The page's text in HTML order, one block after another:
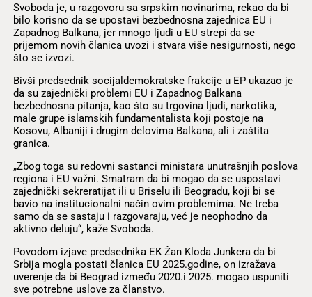
Svoboda je, u razgovoru sa srpskim novinarima, rekao da bi
bilo korisno da se upostavi bezbednosna zajednica EU i
Zapadnog Balkana, jer mnogo ljudi u EU strepi da se
prijemom novih članica uvozi i stvara više nesigurnosti, nego
što se izvozi.
Bivši predsednik socijaldemokratske frakcije u EP ukazao je
da su zajednički problemi EU i Zapadnog Balkana
bezbednosna pitanja, kao što su trgovina ljudi, narkotika,
male grupe islamskih fundamentalista koji postoje na
Kosovu, Albaniji i drugim delovima Balkana, ali i zaštita
granica.
„Zbog toga su redovni sastanci ministara unutrašnjih poslova
regiona i EU važni. Smatram da bi mogao da se uspostavi
zajednički sekreratijat ili u Briselu ili Beogradu, koji bi se
bavio na institucionalni način ovim problemima. Ne treba
samo da se sastaju i razgovaraju, već je neophodno da
aktivno deluju“, kaže Svoboda.
Povodom izjave predsednika EK Žan Kloda Junkera da bi
Srbija mogla postati članica EU 2025.godine, on izražava
uverenje da bi Beograd između 2020.i 2025. mogao uspuniti
sve potrebne uslove za članstvo.